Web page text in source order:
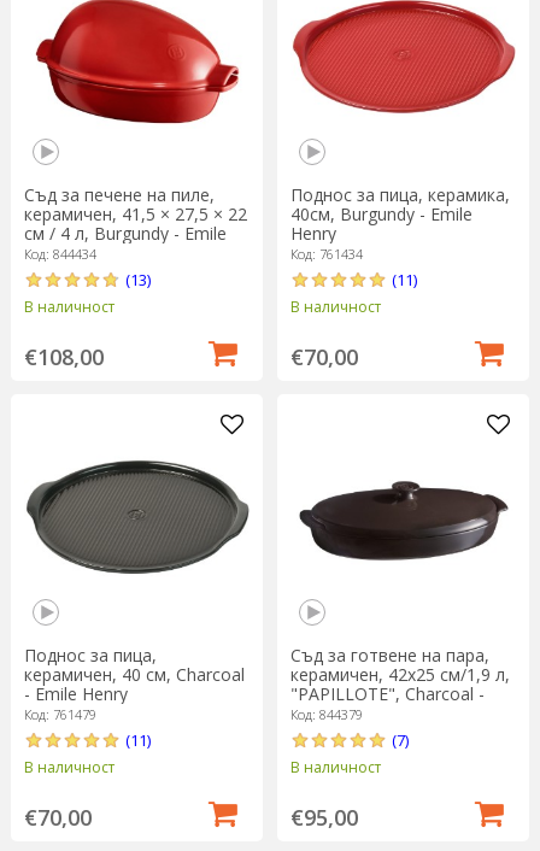
Съд за печене на пиле,
керамичен, 41,5 × 27,5 × 22
см / 4 л, Burgundy - Emile
Henry
Код: 844434
(13)
В наличност
€108,00
Поднос за пица, керамика,
40см, Burgundy - Emile
Henry
Код: 761434
(11)
В наличност
€70,00
Поднос за пица,
керамичен, 40 см, Charcoal
- Emile Henry
Код: 761479
(11)
В наличност
€70,00
Съд за готвене на пара,
керамичен, 42x25 см/1,9 л,
"PAPILLOTE", Charcoal -
Emile Henry
Код: 844379
(7)
В наличност
€95,00